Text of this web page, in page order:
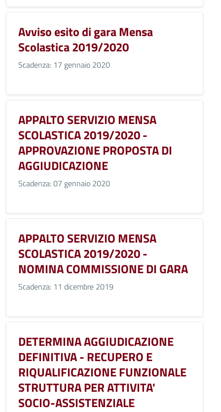
Avviso esito di gara Mensa
Scolastica 2019/2020
Scadenza: 17 gennaio 2020
APPALTO SERVIZIO MENSA
SCOLASTICA 2019/2020 -
APPROVAZIONE PROPOSTA DI
AGGIUDICAZIONE
Scadenza: 07 gennaio 2020
APPALTO SERVIZIO MENSA
SCOLASTICA 2019/2020 -
NOMINA COMMISSIONE DI GARA
Scadenza: 11 dicembre 2019
DETERMINA AGGIUDICAZIONE
DEFINITIVA - RECUPERO E
RIQUALIFICAZIONE FUNZIONALE
STRUTTURA PER ATTIVITA'
SOCIO-ASSISTENZIALE